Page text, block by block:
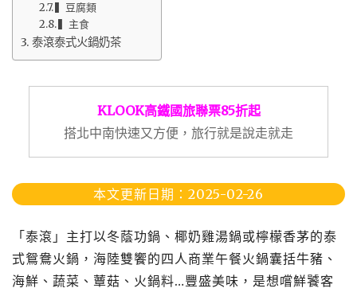
▍豆腐類
▍主食
泰滾泰式火鍋奶茶
KLOOK高鐵國旅聯票85折起
搭北中南快速又方便，旅行就是說走就走
本文更新日期：2025-02-26
「泰滾」主打以冬蔭功鍋、椰奶雞湯鍋或檸檬香茅的泰
式鴛鴦火鍋，海陸雙饗的四人商業午餐火鍋囊括牛豬、
海鮮、蔬菜、蕈菇、火鍋料…豐盛美味，是想嚐鮮饕客